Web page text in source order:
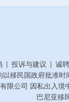
| 投诉与建议 | 诚
移民国政府批准
公司 因私出入
巴尼亚移